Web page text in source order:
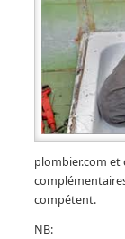
plombier.com
compétent.
NB: